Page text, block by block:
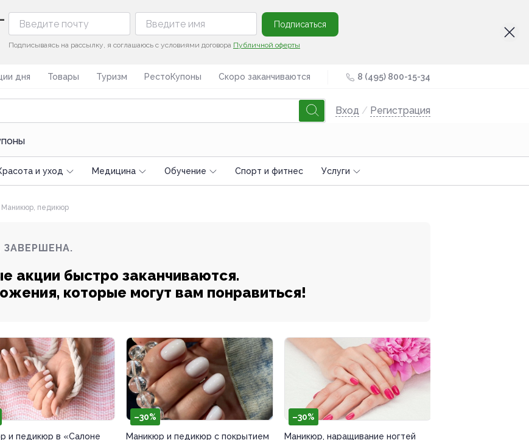
Подписаться
Подписываясь на рассылку, я соглашаюсь с условиями договора Публичной оферты
дня Товары Туризм РестоКупоны Скоро заканчиваются 8 (495) 800-15-34
Вход / Регистрация
и уход Медицина Обучение Спoрт и фитнес Услуги
Маникюр, педикюр
акции быстро заканчиваются.
которые могут вам понравиться!
и педикюр в «Салоне
–30%
Маникюр и педикюр с покрытием
–30%
Маникюр, наращивание ногтей